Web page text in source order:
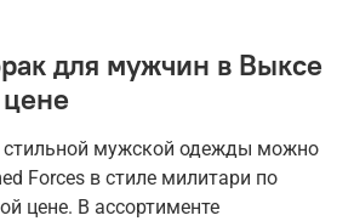
для мужчин в Выксе
мужской одежды можно
Forces в стиле милитари по
цене. В ассортименте